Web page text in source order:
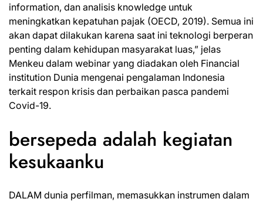
information, dan analisis knowledge untuk
meningkatkan kepatuhan pajak (OECD, 2019). Semua ini
akan dapat dilakukan karena saat ini teknologi berperan
penting dalam kehidupan masyarakat luas,” jelas
Menkeu dalam webinar yang diadakan oleh Financial
institution Dunia mengenai pengalaman Indonesia
terkait respon krisis dan perbaikan pasca pandemi
Covid-19.
bersepeda adalah kegiatan
kesukaanku
DALAM dunia perfilman, memasukkan instrumen dalam